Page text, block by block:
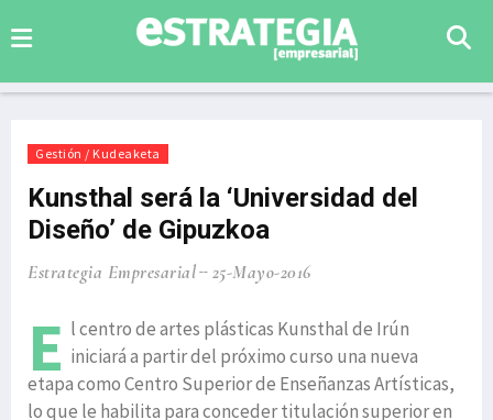
Gestión / Kudeaketa
Kunsthal será la ‘Universidad del
Diseño’ de Gipuzkoa
Estrategia Empresarial 25-Mayo-2016
E l centro de artes plásticas Kunsthal de Irún
iniciará a partir del próximo curso una nueva
etapa como Centro Superior de Enseñanzas Artísticas,
lo que le habilita para conceder titulación superior en